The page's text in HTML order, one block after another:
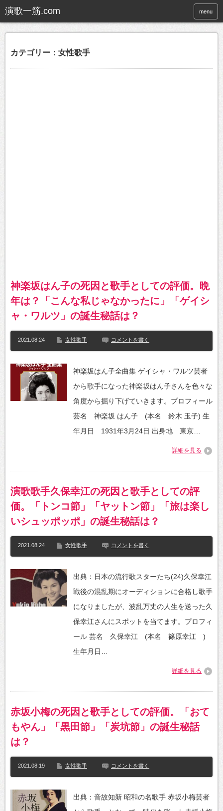
menu
カテゴリー：女性歌手
神楽坂はん子の死因と歌手としての評価。晩
年は？「こんな私じゃなかったに」「ゲイシ
ャ・ワルツ」の誕生秘話は？
2021.08.24 女性歌手 コメントを書く
神楽坂はん子全曲集 ゲイシャ・ワルツ芸者
から歌手になった神楽坂はん子さんを色々な
角度から掘り下げていきます。プロフィール
芸名 神楽坂 はん子 (本名 鈴木 玉子) 生
年月日 1931年3月24日 出身地 東京…
詳細を見る
演歌歌手久保幸江の死因と歌手としての評
価。「トンコ節」「ヤットン節」「旅は楽し
いシュッポッポ」の誕生秘話は？
2021.08.24 女性歌手 コメントを書く
出典：日本の流行歌スターたち(24)久保幸江
戦後の混乱期にオーディションに合格し歌手
になりましたが、波乱万丈の人生を送った久
保幸江さんにスポットを当てます。プロフィ
ール 芸名 久保幸江 (本名 篠原幸江 )
生年月日…
詳細を見る
赤坂小梅の死因と歌手としての評価。「おて
もやん」「黒田節」「炭坑節」の誕生秘話
は？
2021.08.19 女性歌手 コメントを書く
出典：音故知新 昭和の名歌手 赤坂小梅芸者